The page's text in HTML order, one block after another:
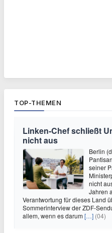
TOP-THEMEN
Linken-Chef schließt
nicht aus
Berlin
seiner
nicht
Jahren
Verantwortung für dieses Land
Sommerinterview der ZDF-
allem, wenn es darum[…] (04)